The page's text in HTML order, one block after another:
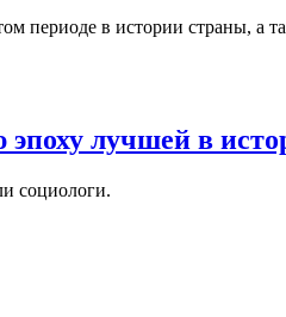
периоде в истории страны, а
эпоху лучшей в
социологи.